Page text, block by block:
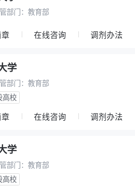
部门： 教育部
在线咨询 调剂办法
学
部门： 教育部
高校
在线咨询 调剂办法
学
部门： 教育部
高校